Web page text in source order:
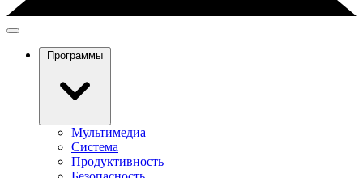
Программы
Мультимедиа
Система
Продуктивность